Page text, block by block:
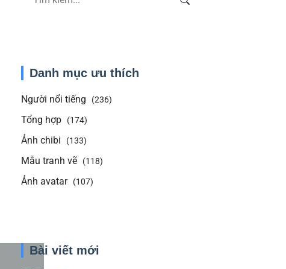
Danh mục ưu thích
Người nổi tiếng (236)
Tổng hợp (174)
Ảnh chibi (133)
Mẫu tranh vẽ (118)
Ảnh avatar (107)
Bài viết mới